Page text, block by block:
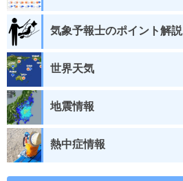
気象予報士のポイント解説
世界天気
地震情報
熱中症情報